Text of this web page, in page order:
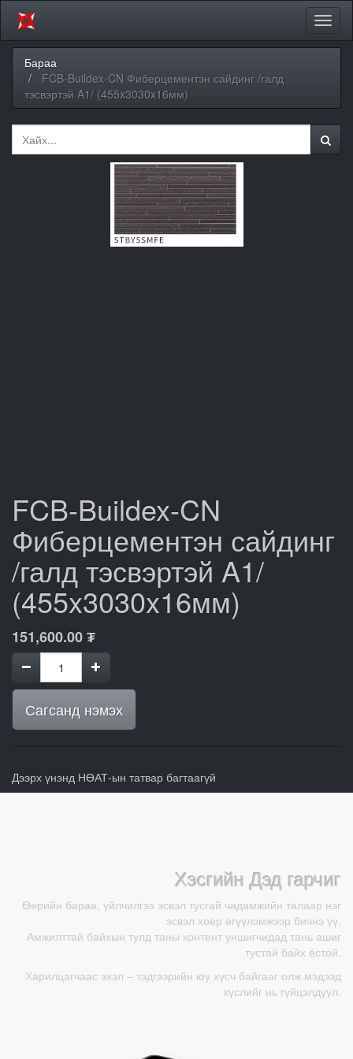
Бараа
FCB-Buildex-CN Фиберцементэн сайдинг /галд
тэсвэртэй A1/ (455x3030x16мм)
FCB-Buildex-CN
Фиберцементэн сайдинг
/галд тэсвэртэй A1/
(455x3030x16мм)
151,600.00₮
Сагсанд нэмэх
Дээрх үнэнд НӨАТ-ын татвар багтаагүй
Хэсгийн Дэд гарчиг
Өөрийн бараа, үйлчилгээ эсвэл тусгай чадамжийн талаар нэг
эсвэл хоёр өгүүлэмжээр бичнэ үү.
Амжилттай байхын тулд таны контент уншигчидад тань ашиг
тустай байх ёстой.
Харилцагчаас эхэл – тэдгээрийн юу хүсч байгааг олж мэдээд
хүслийг нь гүйцэлдүүл.